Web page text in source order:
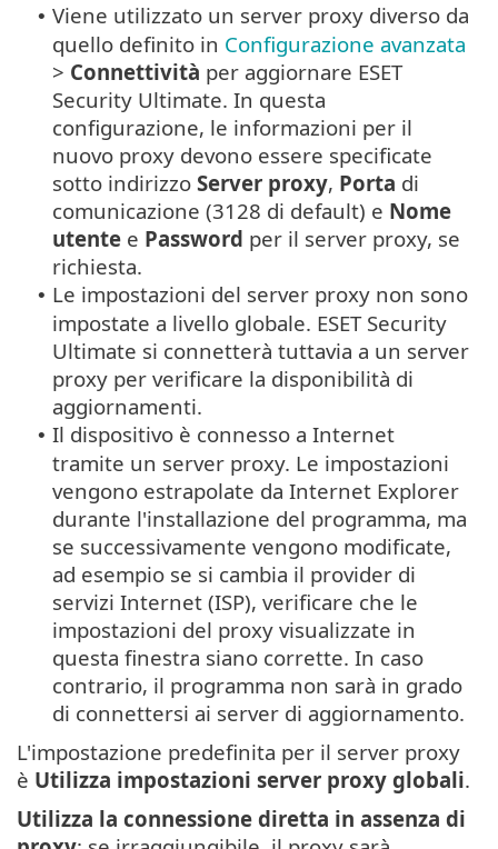
• Viene utilizzato un server proxy diverso da
quello definito in Configurazione avanzata
> Connettività per aggiornare ESET
Security Ultimate. In questa
configurazione, le informazioni per il
nuovo proxy devono essere specificate
sotto indirizzo Server proxy, Porta di
comunicazione (3128 di default) e Nome
utente e Password per il server proxy, se
richiesta.
• Le impostazioni del server proxy non sono
impostate a livello globale. ESET Security
Ultimate si connetterà tuttavia a un server
proxy per verificare la disponibilità di
aggiornamenti.
• Il dispositivo è connesso a Internet
tramite un server proxy. Le impostazioni
vengono estrapolate da Internet Explorer
durante l'installazione del programma, ma
se successivamente vengono modificate,
ad esempio se si cambia il provider di
servizi Internet (ISP), verificare che le
impostazioni del proxy visualizzate in
questa finestra siano corrette. In caso
contrario, il programma non sarà in grado
di connettersi ai server di aggiornamento.
L'impostazione predefinita per il server proxy
è Utilizza impostazioni server proxy globali.
Utilizza la connessione diretta in assenza di